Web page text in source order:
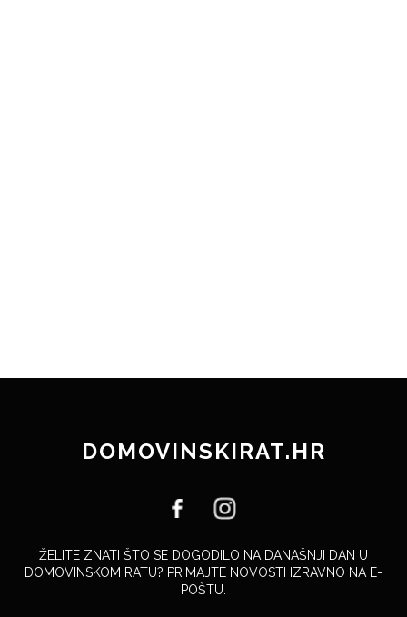
DOMOVINSKIRAT.HR
ŽELITE ZNATI ŠTO SE DOGODILO NA DANAŠNJI DAN U
DOMOVINSKOM RATU? PRIMAJTE NOVOSTI IZRAVNO NA E-
POŠTU.